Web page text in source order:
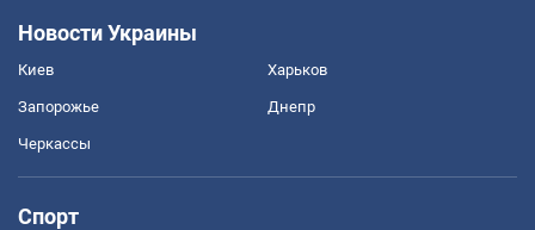
Новости Украины
Киев Харьков
Запорожье Днепр
Черкассы
Спорт